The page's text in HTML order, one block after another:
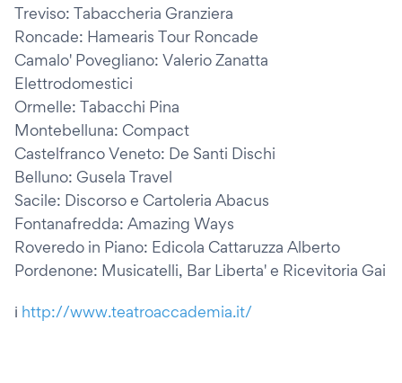
Treviso: Tabaccheria Granziera
Roncade: Hamearis Tour Roncade
Camalo' Povegliano: Valerio Zanatta
Elettrodomestici
Ormelle: Tabacchi Pina
Montebelluna: Compact
Castelfranco Veneto: De Santi Dischi
Belluno: Gusela Travel
Sacile: Discorso e Cartoleria Abacus
Fontanafredda: Amazing Ways
Roveredo in Piano: Edicola Cattaruzza Alberto
Pordenone: Musicatelli, Bar Liberta' e Ricevitoria Gai
ℹ️ http://www.teatroaccademia.it/